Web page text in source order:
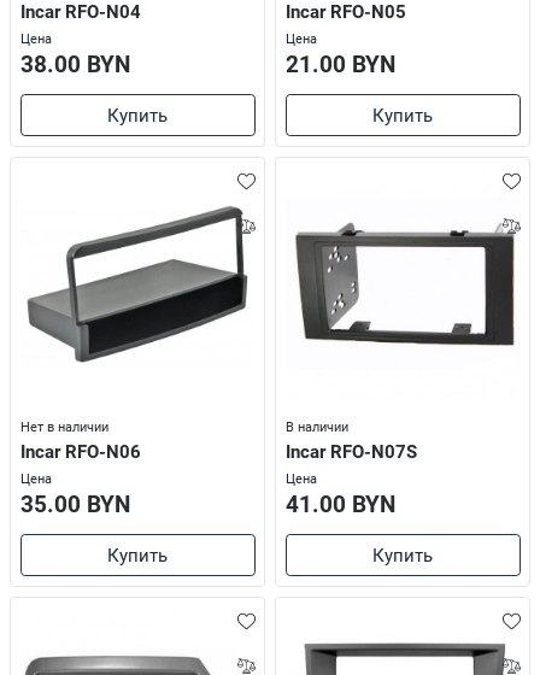
Incar RFO-N04
Цена
38.00 BYN
Купить
Incar RFO-N05
Цена
21.00 BYN
Купить
Нет в наличии
Incar RFO-N06
Цена
35.00 BYN
Купить
В наличии
Incar RFO-N07S
Цена
41.00 BYN
Купить